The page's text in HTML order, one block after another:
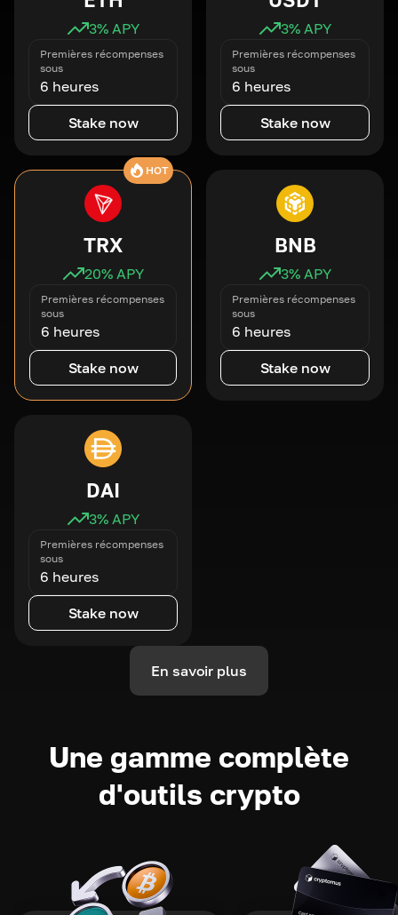
3% APY
Premières récompenses
sous
6 heures
Stake now
3% APY
Premières récompenses
sous
6 heures
Stake now
HOT
TRX
20% APY
Premières récompenses
sous
6 heures
Stake now
BNB
3% APY
Premières récompenses
sous
6 heures
Stake now
DAI
3% APY
Premières récompenses
sous
6 heures
Stake now
En savoir plus
Une gamme complète
d'outils crypto